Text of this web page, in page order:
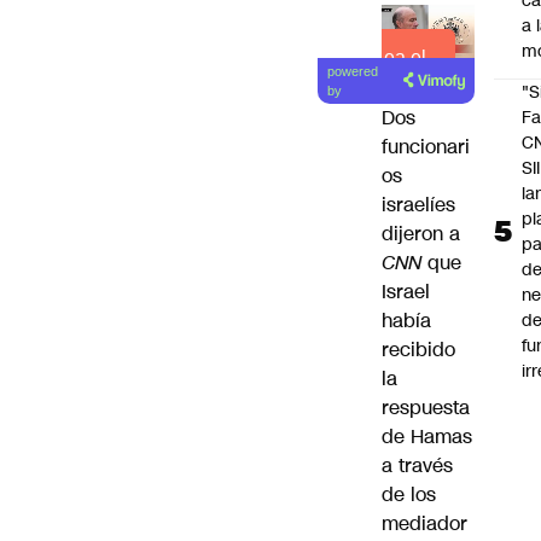
Lea el
artículo
powered
by
Dos
funcionari
os
israelíes
dijeron a
CNNque
Israel
había
recibido
la
respuesta
de Hamas
a través
de los
mediador
a
SII
de